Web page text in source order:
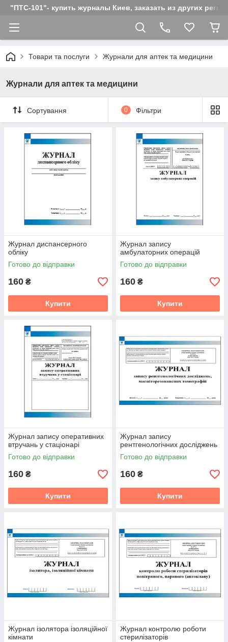
"ПТС-101"- купить журналы Киев, заказать из других
Товари та послуги Журнали для аптек та медицини
Журнали для аптек та медицини
Сортування 0 Фільтри
Журнал диспансерного
обліку
Готово до відправки
160 ₴
Купити
Журнал запису
амбулаторних операцій
Готово до відправки
160 ₴
Купити
Журнал запису оперативних
втручань у стаціонарі
Готово до відправки
160 ₴
Купити
Журнал запису
рентгенологічних досліджень
Готово до відправки
160 ₴
Купити
Журнал ізолятора ізоляційної
кімнати
Журнал контролю роботи
стерилізаторів